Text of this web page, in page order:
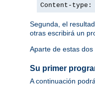
Content-
Segunda, el
otras escribirá un
Aparte de estas
Su primer
A continuación